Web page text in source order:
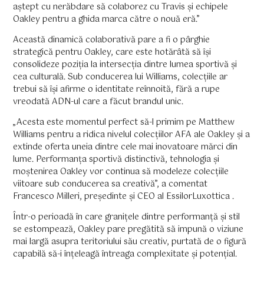
aștept cu nerăbdare să colaborez cu Travis și echipele
Oakley pentru a ghida marca către o nouă eră.”
Această dinamică colaborativă pare a fi o pârghie
strategică pentru Oakley, care este hotărâtă să își
consolideze poziția la intersecția dintre lumea sportivă și
cea culturală. Sub conducerea lui Williams, colecțiile ar
trebui să își afirme o identitate reînnoită, fără a rupe
vreodată ADN-ul care a făcut brandul unic.
„Acesta este momentul perfect să-l primim pe Matthew
Williams pentru a ridica nivelul colecțiilor AFA ale Oakley și a
extinde oferta uneia dintre cele mai inovatoare mărci din
lume. Performanța sportivă distinctivă, tehnologia și
moștenirea Oakley vor continua să modeleze colecțiile
viitoare sub conducerea sa creativă”, a comentat
Francesco Milleri, președinte și CEO al EssilorLuxottica .
Într-o perioadă în care granițele dintre performanță și stil
se estompează, Oakley pare pregătită să impună o viziune
mai largă asupra teritoriului său creativ, purtată de o figură
capabilă să-i înțeleagă întreaga complexitate și potențial.